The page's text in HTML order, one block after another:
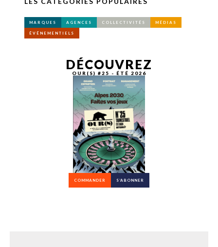
MARQUES AGENCES COLLECTIVITÉS MÉDIAS
ÉVÉNEMENTIELS
DÉCOUVREZ
OUR(S) #25 - ÉTÉ 2026
COMMANDER S’ABONNER